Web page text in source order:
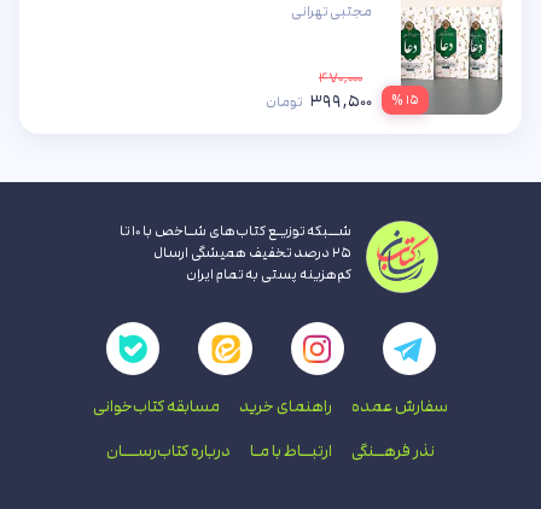
۱۵ %
مجتبی تهرانی
۴۷۰,۰۰۰
۳۹۹,۵۰۰ تومان
شــبکه توزیـع کتاب‌های شـاخص با ۱۰ تا
۲۵ درصد تخفیف همیشگی ارسال
کم‌هزینه پستی به تمام ایران
سفارش عمده راهنمای‌ خرید مسابقه کتاب‌خوانی
نذر فرهــنگی ارتبــاط با‌ مـا درباره کتاب‌رســـان